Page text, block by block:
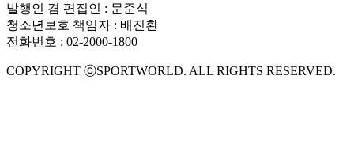
발행인 겸 편집인 : 문준식
청소년보호 책임자 : 배진환
전화번호 : 02-2000-1800
COPYRIGHT ⓒSPORTWORLD. ALL RIGHTS RESERVED.